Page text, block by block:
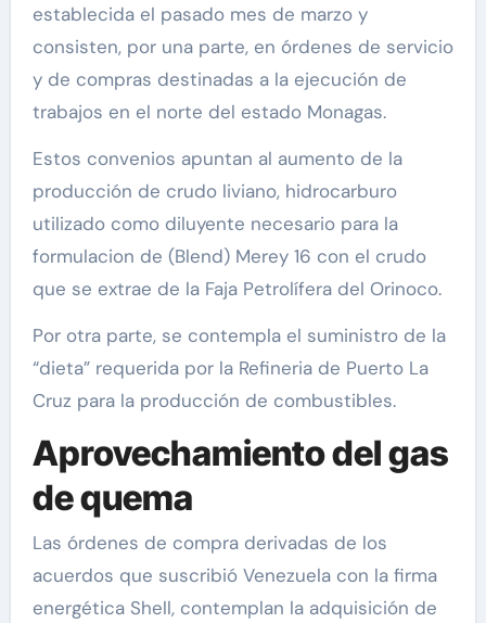
establecida el pasado mes de marzo y
consisten, por una parte, en órdenes de servicio
y de compras destinadas a la ejecución de
trabajos en el norte del estado Monagas.
Estos convenios apuntan al aumento de la
producción de crudo liviano, hidrocarburo
utilizado como diluyente necesario para la
formulacion de (Blend) Merey 16 con el crudo
que se extrae de la Faja Petrolífera del Orinoco.
Por otra parte, se contempla el suministro de la
“dieta” requerida por la Refineria de Puerto La
Cruz para la producción de combustibles.
Aprovechamiento del gas
de quema
Las órdenes de compra derivadas de los
acuerdos que suscribió Venezuela con la firma
energética Shell, contemplan la adquisición de